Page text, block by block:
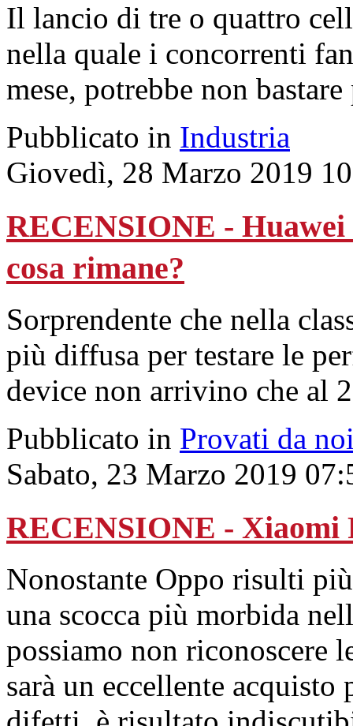
Il lancio di tre o quattro
nella quale i concorrenti
mese, potrebbe non
Pubblicato in Industria
Giovedì, 28 Marzo 2019
RECENSIONE - Huawei
cosa rimane?
Sorprendente che nella
più diffusa per testare le
device non arrivino che al
Pubblicato in Provati da
Sabato, 23 Marzo 2019
RECENSIONE - Xiaomi
Nonostante Oppo risulti
una scocca più morbida
possiamo non riconoscere
sarà un eccellente